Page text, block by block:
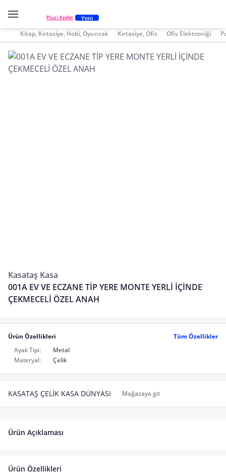
Plus'ı Keşfet Yeni
Kitap, Kırtasiye, Hobi, Oyuncak Kırtasiye, Ofis Ofis Elektroniği
Kasataş Kasa
001A EV VE ECZANE TİP YERE MONTE YERLİ İÇİNDE
ÇEKMECELİ ÖZEL ANAH
Ürün Özellikleri
Tüm Özellikler
Ayak Tipi:
Metal
Materyal:
Çelik
KASATAŞ ÇELİK KASA DÜNYASI Mağazaya git
Ürün Açıklaması
Ürün Özellikleri